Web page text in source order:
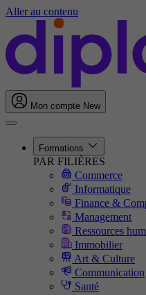
Aller au contenu
Mon compte New
Formations
PAR FILIÈRES
Commerce
Informatique
Finance &
Management
Ressources
Immobilier
Art & Culture
Communication
Santé